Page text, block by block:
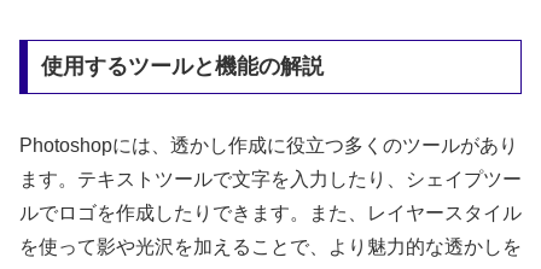
使用するツールと機能の解説
Photoshopには、透かし作成に役立つ多くのツールがあり
ます。テキストツールで文字を入力したり、シェイプツー
ルでロゴを作成したりできます。また、レイヤースタイル
を使って影や光沢を加えることで、より魅力的な透かしを